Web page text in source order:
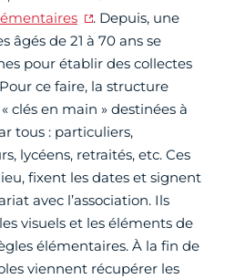
. Depuis, une
âgés de 21 à 70 ans se
pour établir des collectes
ce faire, la structure
clés en main » destinées à
tous : particuliers,
lycéens, retraités, etc. Ces
fixent les dates et signent
avec l’association. Ils
visuels et les éléments de
élémentaires. À la fin de
viennent récupérer les